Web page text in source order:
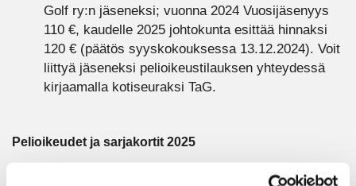
Golf ry:n jäseneksi; vuonna 2024 Vuosijäsenyys
110 €, kaudelle 2025 johtokunta esittää hinnaksi
120 € (päätös syyskokouksessa 13.12.2024). Voit
liittyä jäseneksi pelioikeustilauksen yhteydessä
kirjaamalla kotiseuraksi TaG.
Pelioikeudet ja sarjakortit 2025